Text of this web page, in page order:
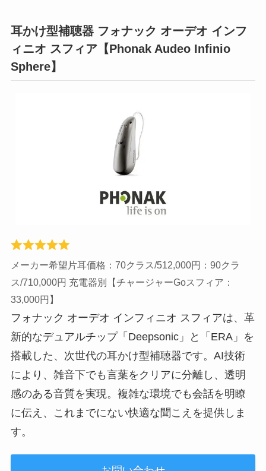
耳かけ型補聴器 フォナック オーデオ インフ
ィニオ スフィア【Phonak Audeo Infinio
Sphere】
メーカー希望片耳価格：70クラス/512,000円：90クラ
ス/710,000円 充電器別【チャージャーGoスフィア：
33,000円】
フォナック オーデオ インフィニオ スフィアは、革
新的なデュアルチップ「Deepsonic」と「ERA」を
搭載した、次世代の耳かけ型補聴器です。AI技術
により、雑音下でも言葉をクリアに分離し、透明
感のある音質を実現。複雑な環境でも会話を明瞭
に伝え、これまでにない快適な聞こえを提供しま
す。